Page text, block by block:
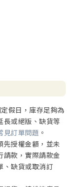
假日，庫存足夠為
長或絕版、缺貨等
見訂單問題 。
先授權金額，並未
請款，實際請款金
、缺貨或取消訂